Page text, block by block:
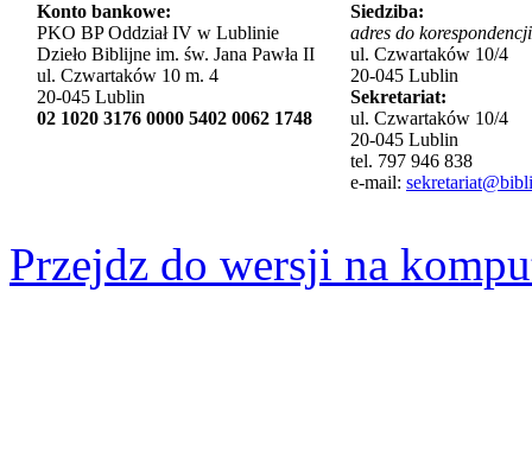
Konto bankowe:
PKO BP Oddział IV w Lublinie
Dzieło Biblijne im. św. Jana Pawła II
ul. Czwartaków 10 m. 4
20-045 Lublin
02 1020 3176 0000 5402 0062 1748
Siedziba:
adres do
ul. Czwartaków 10/4
20-045 Lublin
Sekretariat:
ul. Czwartaków 10/4
20-045 Lublin
tel. 797 946 838
e-mail:
Przejdz do wersji na